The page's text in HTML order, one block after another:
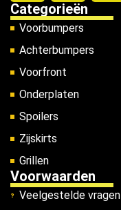
Categorieën
Voorbumpers
Achterbumpers
Voorfront
Onderplaten
Spoilers
Zijskirts
Grillen
Voorwaarden
Veelgestelde vragen